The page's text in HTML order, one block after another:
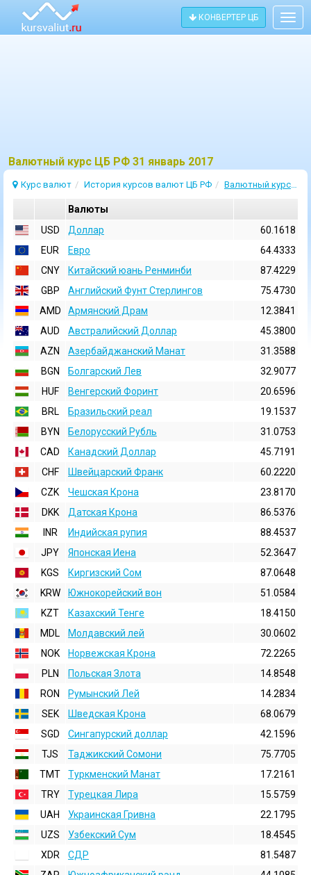
КОНВЕРТЕР ЦБ
Bалютный курс ЦБ РФ 31 январь 2017
Курс валют История курсов валют ЦБ РФ Валютный курс 31 Январь 2017
Валюты
USD
Доллар
60.1618
EUR
Евро
64.4333
CNY
Китайский юань Ренминби
87.4229
GBP
Английский Фунт Стерлингов
75.4730
AMD
Армянский Драм
12.3841
AUD
Австралийский Доллар
45.3800
AZN
Азербайджанский Манат
31.3588
BGN
Болгарский Лев
32.9077
HUF
Венгерский Форинт
20.6596
BRL
Бразильский реал
19.1537
BYN
Белорусский Рубль
31.0753
CAD
Канадский Доллар
45.7191
CHF
Швейцарский Франк
60.2220
CZK
Чешская Крона
23.8170
DKK
Датская Крона
86.5376
INR
Индийская pупия
88.4537
JPY
Японская Иена
52.3647
KGS
Киргизский Сом
87.0648
KRW
Южнокорейский вон
51.0584
KZT
Казахский Тенге
18.4150
MDL
Молдавский лей
30.0602
NOK
Норвежская Крона
72.2265
PLN
Польская Злота
14.8548
RON
Румынский Лей
14.2834
SEK
Шведская Крона
68.0679
SGD
Сингапурский доллар
42.1596
TJS
Таджикский Сомони
75.7705
TMT
Туркменский Манат
17.2161
TRY
Турецкая Лира
15.5759
UAH
Украинская Гривна
22.1795
UZS
Узбекский Сум
18.4545
XDR
СДР
81.5487